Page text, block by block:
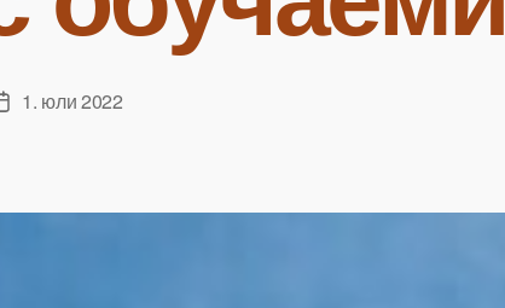
1. юли 2022